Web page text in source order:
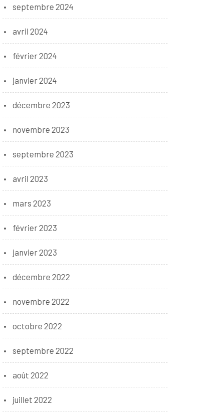
septembre 2024
avril 2024
février 2024
janvier 2024
décembre 2023
novembre 2023
septembre 2023
avril 2023
mars 2023
février 2023
janvier 2023
décembre 2022
novembre 2022
octobre 2022
septembre 2022
août 2022
juillet 2022